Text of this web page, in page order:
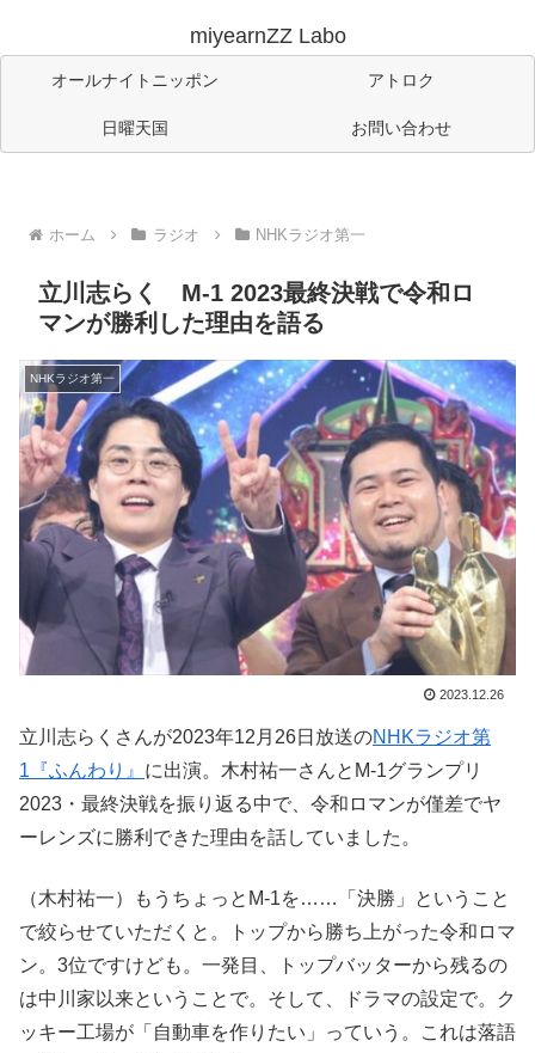
miyearnZZ Labo
オールナイトニッポン アトロク
日曜天国 お問い合わせ
ホーム ラジオ NHKラジオ第一
立川志らく M-1 2023最終決戦で令和ロ
マンが勝利した理由を語る
NHKラジオ第一
2023.12.26
立川志らくさんが2023年12月26日放送のNHKラジオ第
1『ふんわり』 に出演。木村祐一さんとM-1グランプリ
2023・最終決戦を振り返る中で、令和ロマンが僅差でヤ
ーレンズに勝利できた理由を話していました。
（木村祐一）もうちょっとM-1を……「決勝」ということ
で絞らせていただくと。トップから勝ち上がった令和ロマ
ン。3位ですけども。一発目、トップバッターから残るの
は中川家以来ということで。そして、ドラマの設定で。ク
ッキー工場が「自動車を作りたい」っていう。これは落語